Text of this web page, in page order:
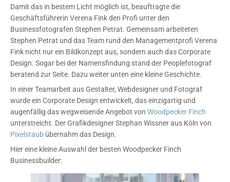
Damit das in bestem Licht möglich ist, beauftragte die
Geschäftsführerin Verena Fink den Profi unter den
Businessfotografen Stephen Petrat. Gemeinsam arbeiteten
Stephen Petrat und das Team rund den Managementprofi Verena
Fink nicht nur ein Bildkonzept aus, sondern auch das Corporate
Design. Sogar bei der Namensfindung stand der Peoplefotograf
beratend zur Seite. Dazu weiter unten eine kleine Geschichte.
In einer Teamarbeit aus Gestalter, Webdesigner und Fotograf
wurde ein Corporate Design entwickelt, das einzigartig und
augenfällig das wegweisende Angebot von Woodpecker Finch
unterstreicht. Der Grafikdesigner Stephan Wissner aus Köln von
Pixelstaub übernahm das Design.
Hier eine kleine Auswahl der besten Woodpecker Finch
Businessbuilder: